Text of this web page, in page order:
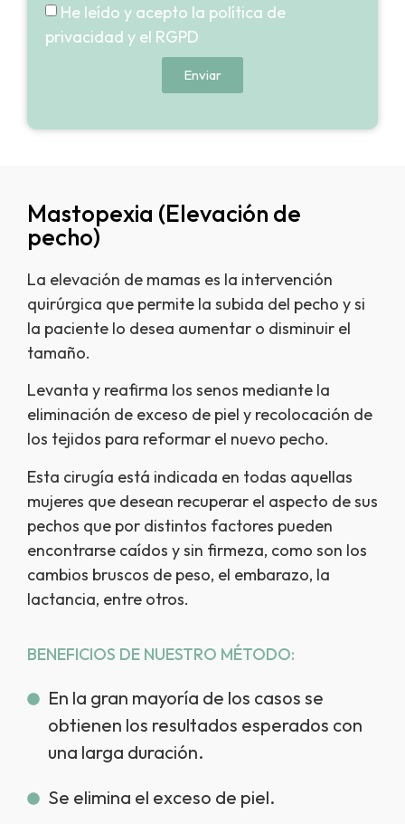
He leído y acepto la política de
privacidad y el RGPD
Enviar
Mastopexia (Elevación de
pecho)
La elevación de mamas es la intervención
quirúrgica que permite la subida del pecho y si
la paciente lo desea aumentar o disminuir el
tamaño.
Levanta y reafirma los senos mediante la
eliminación de exceso de piel y recolocación de
los tejidos para reformar el nuevo pecho.
Esta cirugía está indicada en todas aquellas
mujeres que desean recuperar el aspecto de sus
pechos que por distintos factores pueden
encontrarse caídos y sin firmeza, como son los
cambios bruscos de peso, el embarazo, la
lactancia, entre otros.
BENEFICIOS DE NUESTRO MÉTODO:
En la gran mayoría de los casos se
obtienen los resultados esperados con
una larga duración.
Se elimina el exceso de piel.